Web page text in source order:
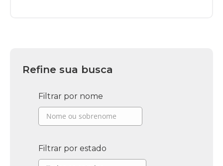
Refine sua busca
Filtrar por nome
Filtrar por estado